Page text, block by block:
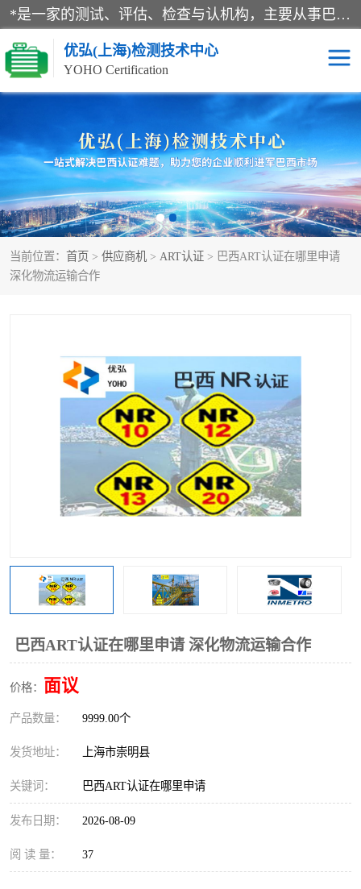
*是一家的测试、评估、检查与认机构，主要从事巴西NR10认证、NR12认证、NR13认证；ANATEL认证、INMTRO认证，欧盟CE认证：MD认证，PED认证，MID认证，ATEX认证，德国蓝色天使认证。
优弘(上海)检测技术中心
YOHO Certification
当前位置： 首页 > 供应商机 > ART认证 > 巴西ART认证在哪里申请
深化物流运输合作
巴西ART认证在哪里申请 深化物流运输合作
价格： 面议
产品数量： 9999.00个
发货地址： 上海市崇明县
关键词： 巴西ART认证在哪里申请
发布日期： 2026-08-09
阅 读 量： 37
RECYCLASS认证 NR10认证
NR12认证 NR13认证
ART认证 巴西NR认证
巴西认证 RETIE认证